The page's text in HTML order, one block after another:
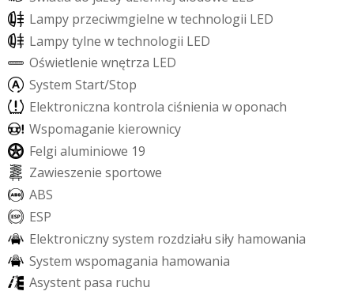
Lampy przeciwmgielne wtechnologii LED
Lampytylne wtechnologii LED
Oświetlenie wnętrza LED
System Start/Stop
Elektroniczna kontrola ciśnienia woponach
Wspomaganie kierownicy
Felgi aluminiowe 19
Zawieszenie sportowe
ABS
ESP
Elektronicznysystem rozdziału siły hamowania
System wspomagania hamowania
Asystent pasa ruchu